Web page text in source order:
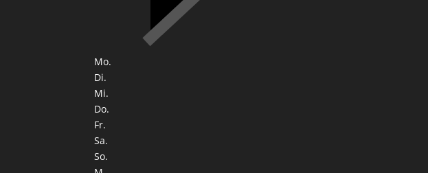
Mo.
Di.
Mi.
Do.
Fr.
Sa.
So.